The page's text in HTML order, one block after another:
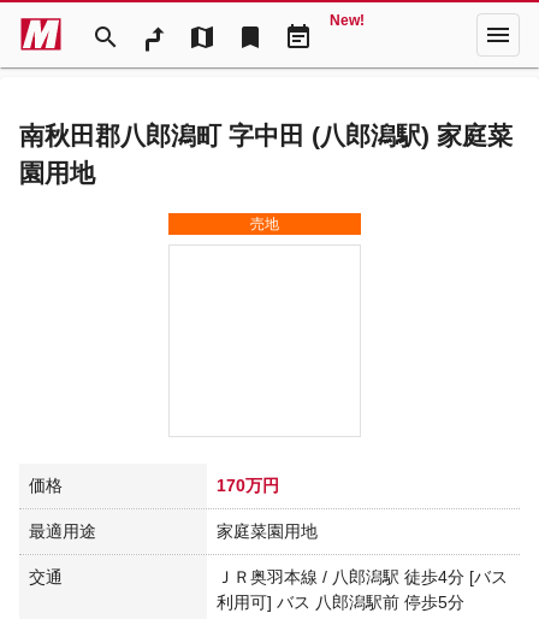
search map bookmark event_note
New! menu
南秋田郡八郎潟町 字中田 (八郎潟駅) 家庭菜
園用地
売地
価格 170万円
最適用途 家庭菜園用地
交通
ＪＲ奥羽本線 / 八郎潟駅 徒歩4分 [バス
利用可] バス 八郎潟駅前 停歩5分